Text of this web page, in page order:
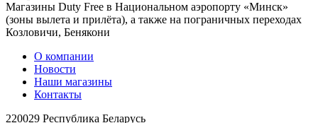
Магазины Duty Free в Национальном аэропорту «Минск»
(зоны вылета и прилёта), а также на пограничных переходах
Козловичи, Бенякони
О компании
Новости
Наши магазины
Контакты
220029 Республика Беларусь